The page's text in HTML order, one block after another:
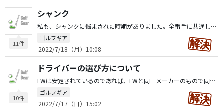
11件
シャンク
私も、シャンクに悩まされた時期がありました。全番手に共通していることですが、「スタンス位置とボールが近い」、「スイング中、腰が前に出過ぎる」という現象になってませんか？それ以外の原因としては極端なアウトサイドインのスイングになっている可能性もあります。これは、ウエッジ等でロブショットの際、よく見られるケースです。
ゴルフギア
2022/7/18（月）10:08
10件
ドライバーの選び方について
FWは安定されているのであれば、FWと同一メーカーのもので同じグレードで選ばれるとイイと思います。スライスやひっかけ(チーピン)等はスタンスなどのセットアップを見直されるほうが近道だと思います。チーピンなどは意外と自分が思われているより左サイドに向いているケースが多いかと感じます。左にボールが行くのを嫌がってインサイドアウトのスイングになりスライスやプッシュアウトの球が出るパターンもあります。
ゴルフギア
2022/7/17（日）15:02